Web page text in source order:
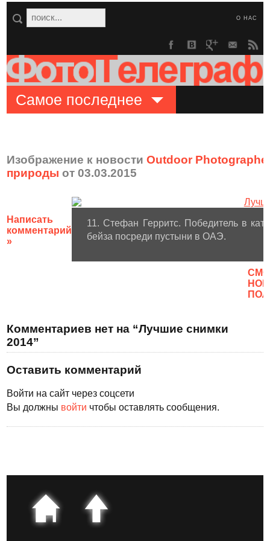
О НАС
Самое последнее
Изображение к новостиOutdoor
природы от 03.03.2015
Написать
комментарий
»
11. Стефан Герритс. Победитель в
бейза посреди пустыни в ОАЭ.
Комментариев нет на “Лучшие снимки
2014”
Оставить комментарий
Войти на сайт через соцсети
Вы должны войти чтобы оставлять сообщения.